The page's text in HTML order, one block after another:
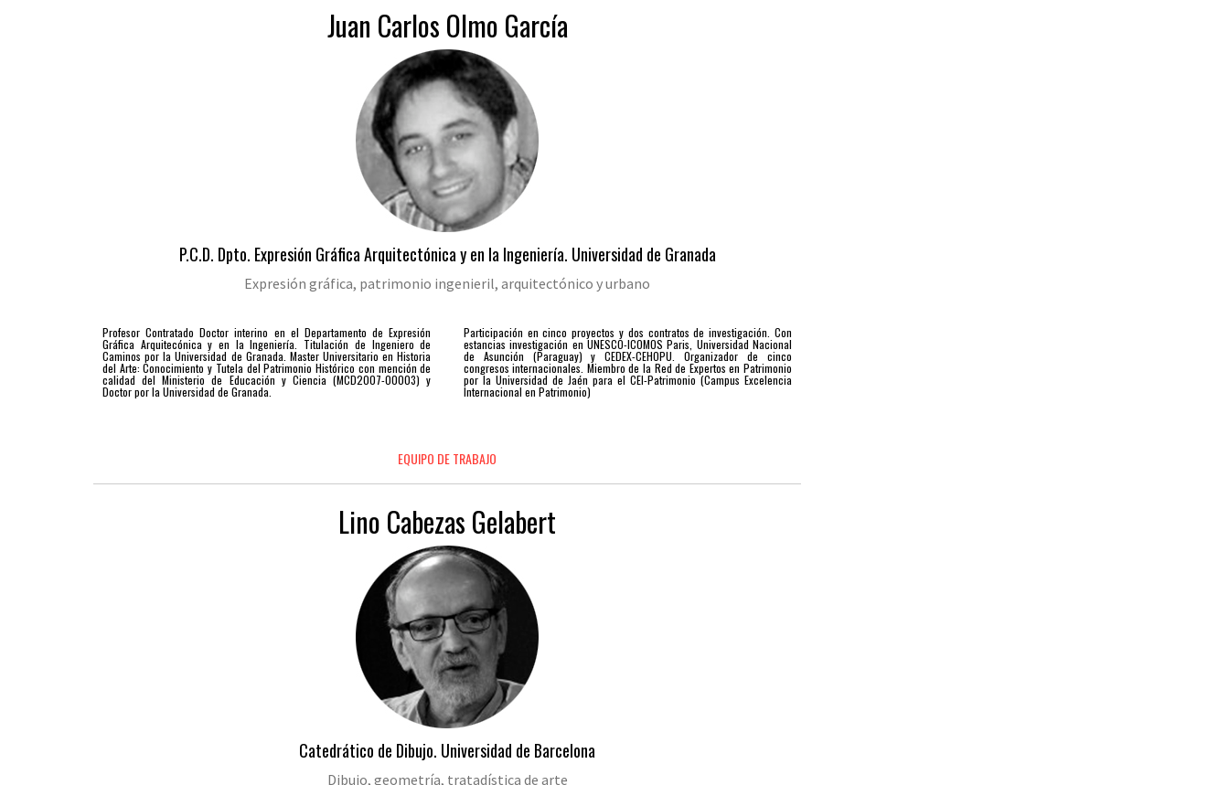
Juan Carlos Olmo García
P.C.D. Dpto. Expresión Gráfica Arquitectónica y en la Ingeniería. Universidad de Granada
Expresión gráfica, patrimonio ingenieril, arquitectónico y urbano
Profesor Contratado Doctor interino en el Departamento de Expresión
Gráfica Arquitecónica y en la Ingeniería. Titulación de Ingeniero de
Caminos por la Universidad de Granada. Master Universitario en Historia
del Arte: Conocimiento y Tutela del Patrimonio Histórico con mención de
calidad del Ministerio de Educación y Ciencia (MCD2007-00003) y
Doctor por la Universidad de Granada.
Participación en cinco proyectos y dos contratos de investigación. Con
estancias investigación en UNESCO-ICOMOS Paris, Universidad Nacional
de Asunción (Paraguay) y CEDEX-CEHOPU. 0rganizador de cinco
congresos internacionales. Miembro de la Red de Expertos en Patrimonio
por la Universidad de Jaén para el CEI-Patrimonio (Campus Excelencia
Internacional en Patrimonio)
EQUIPO DE TRABAJO
Lino Cabezas Gelabert
Catedrático de Dibujo. Universidad de Barcelona
Dibujo, geometría, tratadística de arte